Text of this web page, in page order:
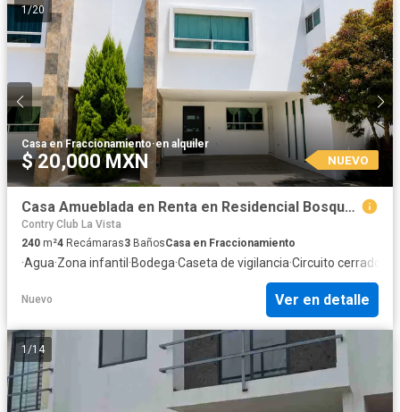
1 /20
Casa en Fraccionamiento·en alquiler
$ 20,000 MXN NUEVO
Casa Amueblada en Renta en Residencial Bosques de Forjadores | Cholula, Puebla
Contry Club La Vista
240 m²4 Recámaras3 BañosCasa en Fraccionamiento
·Agua·Zona infantil ·Bodega·Caseta de vigilancia·Circuito cerrado
Nuevo Ver en detalle
1/14